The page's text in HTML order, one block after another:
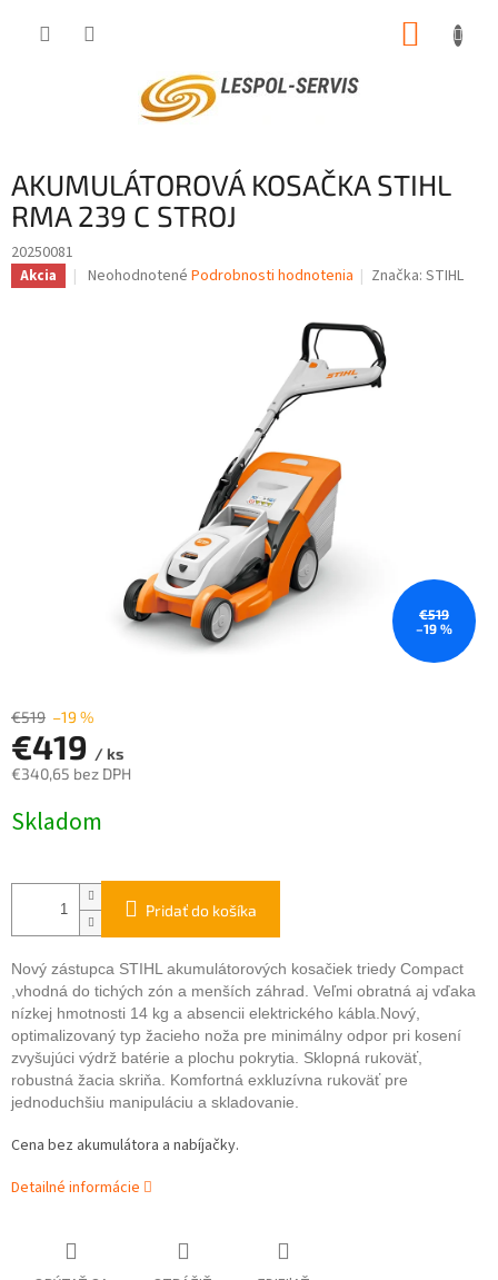
AKUMULÁTOROVÁ KOSAČKA STIHL
RMA 239 C STROJ
20250081
Akcia
Priemerné
Neohodnotené Podrobnosti hodnotenia Značka:STIHL
€519
–19 %
€519 –19 %
€419 / ks
€340,65 bez DPH
cena:
Skladom
Pridať do košíka
Nový zástupca STIHL akumulátorových kosačiek triedy Compact
,vhodná do tichých zón a menších záhrad. Veľmi obratná aj vďaka
nízkej hmotnosti 14 kg a absencii elektrického kábla.Nový,
optimalizovaný typ žacieho noža pre minimálny odpor pri kosení
zvyšujúci výdrž batérie a plochu pokrytia. Sklopná rukoväť,
robustná žacia skriňa. Komfortná exkluzívna rukoväť pre
jednoduchšiu manipuláciu a skladovanie.
Cena bez akumulátora a nabíjačky.
Detailné informácie